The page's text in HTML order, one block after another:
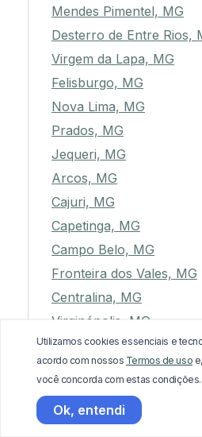
Mendes Pimentel, MG
Desterro de Entre Rios,
Virgem da Lapa, MG
Felisburgo, MG
Nova Lima, MG
Prados, MG
Jequeri, MG
Arcos, MG
Cajuri, MG
Capetinga, MG
Campo Belo, MG
Fronteira dos Vales, MG
Centralina, MG
Virginópolis, MG
São José do Jacuri, MG
Entre Rios de Minas, MG
Araçuaí, MG
Varginha, MG
Utilizamos cookies essenciais e
acordo com nossos Termos de uso
você concorda com estas condições.
Ok, entendi